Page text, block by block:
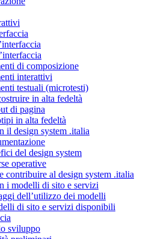
di composizione
interattivi
testuali (microtesti)
in alta fedeltà
di pagina
in alta fedeltà
il design system .italia
del design system
operative
contribuire al design system .italia
i modelli di sito e servizi
dell’utilizzo dei modelli
di sito e servizi disponibili
sviluppo